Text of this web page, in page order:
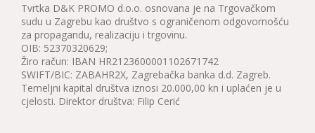
Tvrtka D&K PROMO d.o.o. osnovana je na Trgovačkom
sudu u Zagrebu kao društvo s ograničenom odgovornošću
za propagandu, realizaciju i trgovinu.
OIB: 52370320629;
Žiro račun: IBAN HR2123600001102671742
SWIFT/BIC: ZABAHR2X, Zagrebačka banka d.d. Zagreb.
Temeljni kapital društva iznosi 20.000,00 kn i uplaćen je u
cjelosti. Direktor društva: Filip Cerić